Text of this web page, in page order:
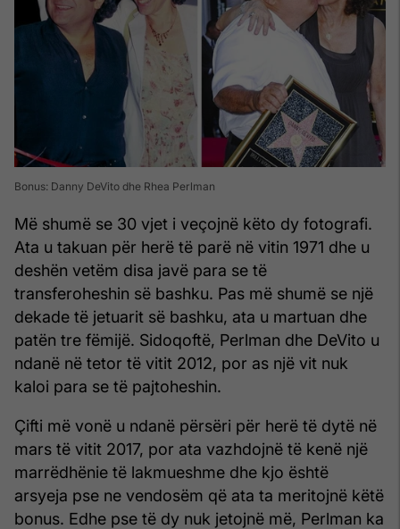
Bonus: Danny DeVito dhe Rhea Perlman
Më shumë se 30 vjet i veçojnë këto dy fotografi.
Ata u takuan për herë të parë në vitin 1971 dhe u
deshën vetëm disa javë para se të
transferoheshin së bashku. Pas më shumë se një
dekade të jetuarit së bashku, ata u martuan dhe
patën tre fëmijë. Sidoqoftë, Perlman dhe DeVito u
ndanë në tetor të vitit 2012, por as një vit nuk
kaloi para se të pajtoheshin.
Çifti më vonë u ndanë përsëri për herë të dytë në
mars të vitit 2017, por ata vazhdojnë të kenë një
marrëdhënie të lakmueshme dhe kjo është
arsyeja pse ne vendosëm që ata ta meritojnë këtë
bonus. Edhe pse të dy nuk jetojnë më, Perlman ka